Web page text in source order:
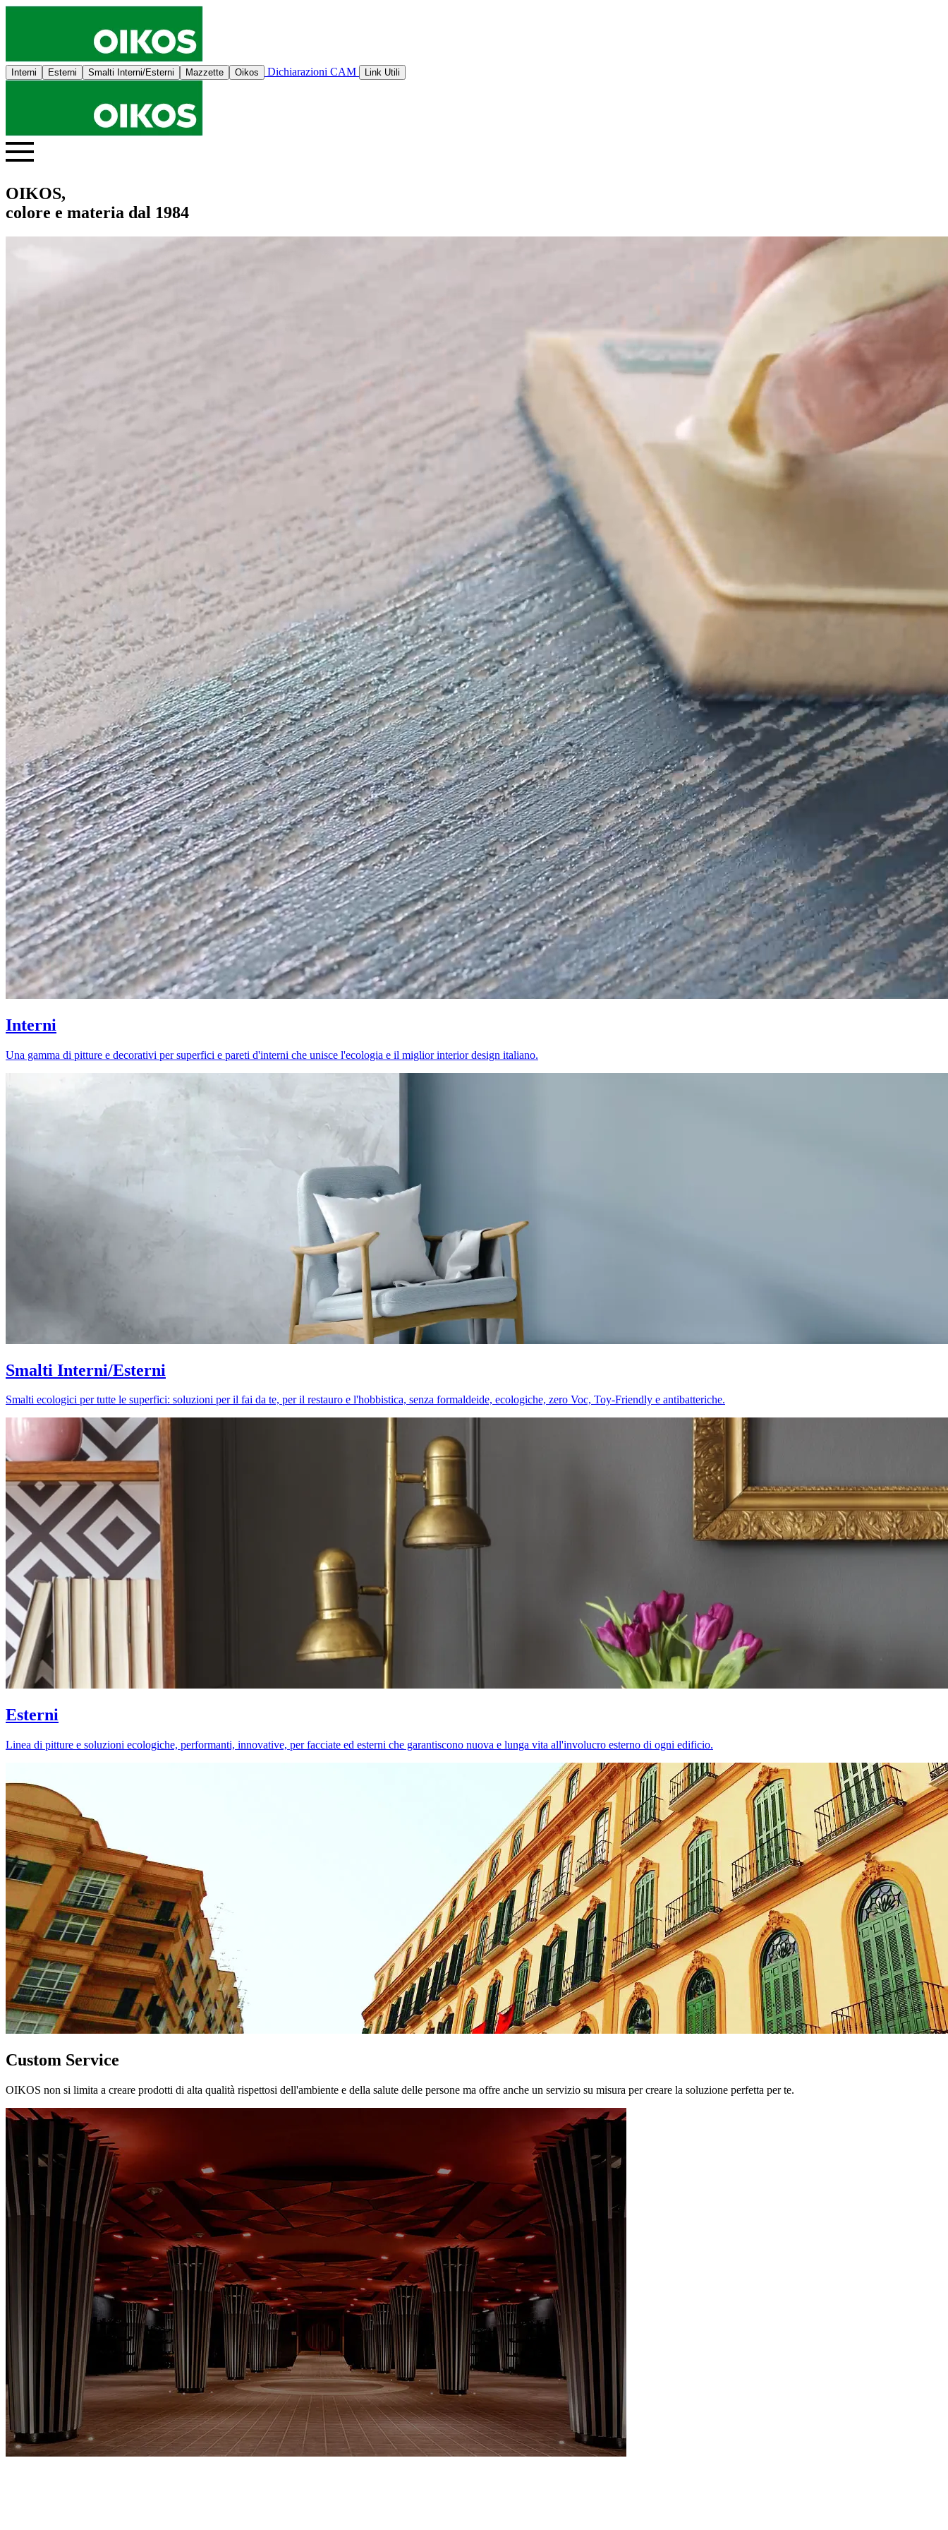
Interni Esterni Smalti Interni/Esterni Mazzette Oikos Dichiarazioni CAM Link Utili
OIKOS,
colore e materia dal 1984
Interni
Una gamma di pitture e decorativi per superfici e pareti d'interni che unisce l'ecologia e il miglior interior design italiano.
Smalti Interni/Esterni
Smalti ecologici per tutte le superfici: soluzioni per il fai da te, per il restauro e l'hobbistica, senza formaldeide, ecologiche, zero Voc, Toy-Friendly e antibatteriche.
Esterni
Linea di pitture e soluzioni ecologiche, performanti, innovative, per facciate ed esterni che garantiscono nuova e lunga vita all'involucro esterno di ogni edificio.
Custom Service
OIKOS non si limita a creare prodotti di alta qualità rispettosi dell'ambiente e della salute delle persone ma offre anche un servizio su misura per creare la soluzione perfetta per te.